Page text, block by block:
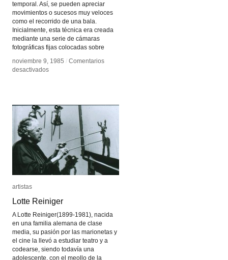
temporal. Así, se pueden apreciar
movimientos o sucesos muy veloces
como el recorrido de una bala.
Inicialmente, esta técnica era creada
mediante una serie de cámaras
fotográficas fijas colocadas sobre
noviembre 9, 1985 / Comentarios
desactivadosen
noviembre 9, 1985 / Comentarios
desactivadosen
artistas
Lotte Reiniger
A Lotte Reiniger(1899-1981), nacida
en una familia alemana de clase
media, su pasión por las marionetas y
el cine la llevó a estudiar teatro y a
codearse, siendo todavía una
adolescente, con el meollo de la
artistas
Lotte Reiniger